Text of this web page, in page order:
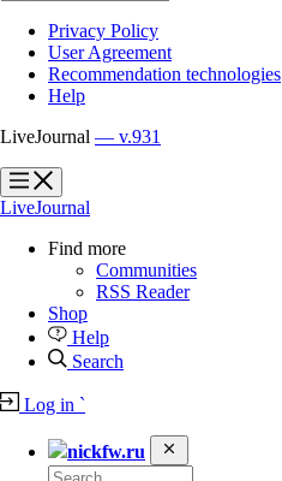
Privacy Policy
User Agreement
Recommendation technologies
Help
LiveJournal — v.931
?
?
LiveJournal
Find more
Communities
RSS Reader
Shop
Help
Search
Log in `
nickfw.ru